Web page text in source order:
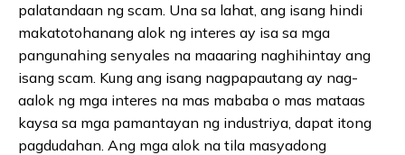
palatandaan ng scam. Una sa lahat, ang isang hindi
makatotohanang alok ng interes ay isa sa mga
pangunahing senyales na maaaring naghihintay ang
isang scam. Kung ang isang nagpapautang ay nag-
aalok ng mga interes na mas mababa o mas mataas
kaysa sa mga pamantayan ng industriya, dapat itong
pagdudahan. Ang mga alok na tila masyadong